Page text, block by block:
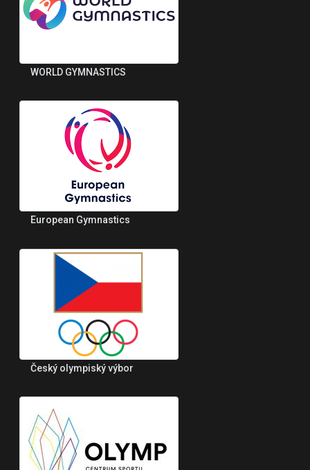
WORLD GYMNASTICS
European Gymnastics
Český olympiský výbor